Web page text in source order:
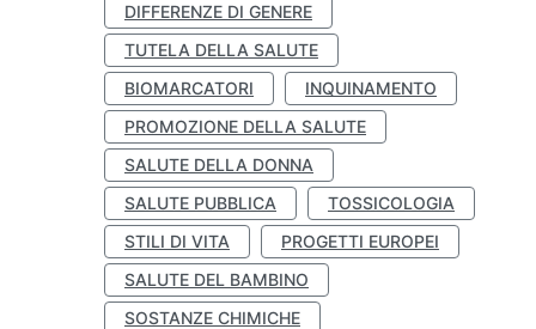
DIFFERENZE DI GENERE
TUTELA DELLA SALUTE
BIOMARCATORI
INQUINAMENTO
PROMOZIONE DELLA SALUTE
SALUTE DELLA DONNA
SALUTE PUBBLICA
TOSSICOLOGIA
STILI DI VITA
PROGETTI EUROPEI
SALUTE DEL BAMBINO
SOSTANZE CHIMICHE